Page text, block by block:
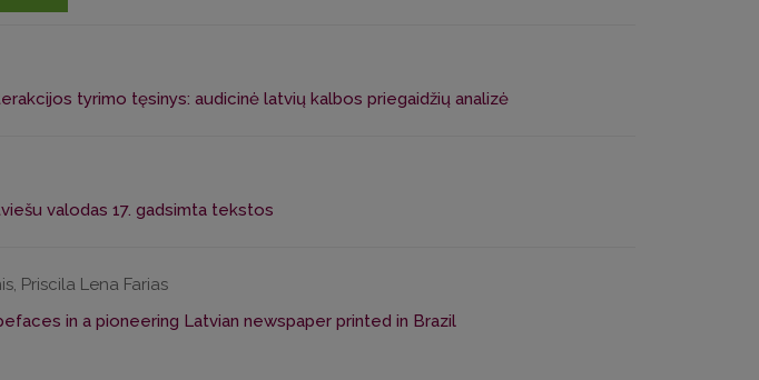
tyrimo tęsinys: audicinė latvių kalbos priegaidžių analizė
valodas 17. gadsimta tekstos
Priscila Lena Farias
in a pioneering Latvian newspaper printed in Brazil